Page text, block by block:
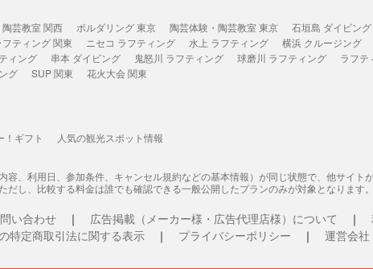
芸教室 関西 ボルダリング 東京 陶芸体験・陶芸教室 東京 石垣島 ダイビング
フティング 関東 ニセコ ラフティング 水上 ラフティング 横浜 クルージング
ィング 串本 ダイビング 鬼怒川 ラフティング 球磨川 ラフティング ラフテ
グ SUP 関東 花火大会 関東
！ギフト 人気の観光スポット情報
、利用日、参加条件、キャンセル規約などの基本情報）が同じ状態で、他サイト
し、比較する料金は誰でも確認できる一般公開したプランのみが対象となります。
い合わせ 広告掲載（メーカー様・広告代理店様）について
特定商取引法に関する表示
プライバシーポリシー 運営会社